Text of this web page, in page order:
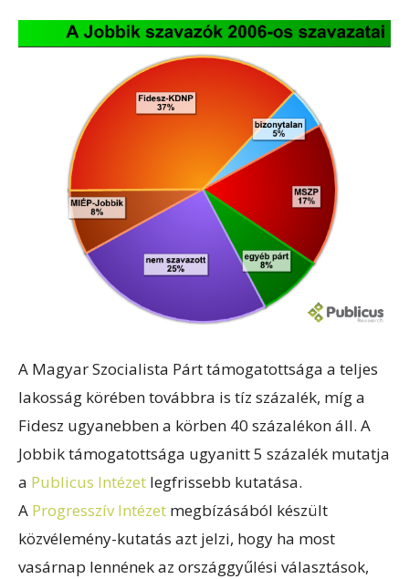
A Magyar Szocialista Párt támogatottsága a teljes
lakosság körében továbbra is tíz százalék, míg a
Fidesz ugyanebben a körben 40 százalékon áll. A
Jobbik támogatottsága ugyanitt 5 százalék mutatja
a Publicus Intézet legfrissebb kutatása.
A Progresszív Intézet megbízásából készült
közvélemény-kutatás azt jelzi, hogy ha most
vasárnap lennének az országgyűlési választások,